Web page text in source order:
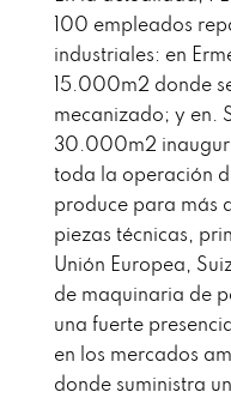
100 empleados
industriales: en
15.000m2 donde
mecanizado; y en.
30.000m2
toda la operación
produce para más
piezas técnicas,
Unión Europea,
de maquinaria de
una fuerte
en los mercados
donde suministra